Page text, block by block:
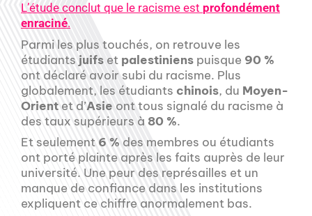
L’étude conclut que le racisme est profondément
enraciné.
Parmi les plus touchés, on retrouve les
étudiants juifs et palestiniens puisque 90 %
ont déclaré avoir subi du racisme. Plus
globalement, les étudiants chinois, du Moyen-
Orient et d’Asie ont tous signalé du racisme à
des taux supérieurs à 80 %.
Et seulement 6 % des membres ou étudiants
ont porté plainte après les faits auprès de leur
université. Une peur des représailles et un
manque de confiance dans les institutions
expliquent ce chiffre anormalement bas.